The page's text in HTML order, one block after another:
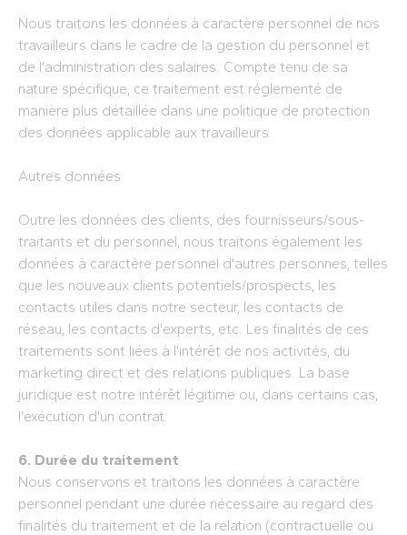
Nous traitons les données à caractère personnel de nos
travailleurs dans le cadre de la gestion du personnel et
de l'administration des salaires. Compte tenu de sa
nature spécifique, ce traitement est réglementé de
manière plus détaillée dans une politique de protection
des données applicable aux travailleurs.
Autres données
Outre les données des clients, des fournisseurs/sous-
traitants et du personnel, nous traitons également les
données à caractère personnel d'autres personnes, telles
que les nouveaux clients potentiels/prospects, les
contacts utiles dans notre secteur, les contacts de
réseau, les contacts d'experts, etc. Les finalités de ces
traitements sont liées à l'intérêt de nos activités, du
marketing direct et des relations publiques. La base
juridique est notre intérêt légitime ou, dans certains cas,
l'exécution d'un contrat.
6. Durée du traitement
Nous conservons et traitons les données à caractère
personnel pendant une durée nécessaire au regard des
finalités du traitement et de la relation (contractuelle ou